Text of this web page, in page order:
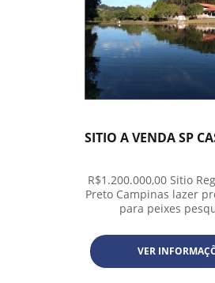
SITIO A VENDA SP
R$1.200.000,00 Sitio
Preto Campinas lazer
para peixes
VER